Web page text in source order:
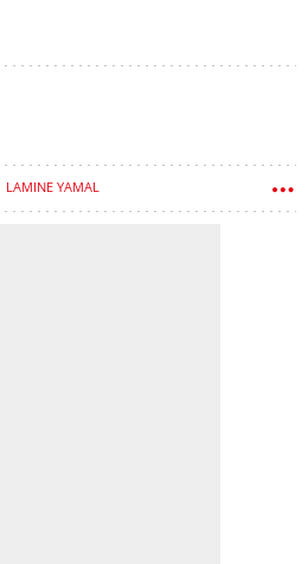
LAMINE YAMAL